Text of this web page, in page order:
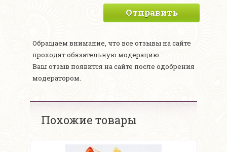
Отправить
Обращаем внимание, что все отзывы на сайте
проходят обязательную модерацию.
Ваш отзыв появится на сайте после одобрения
модератором.
Похожие товары